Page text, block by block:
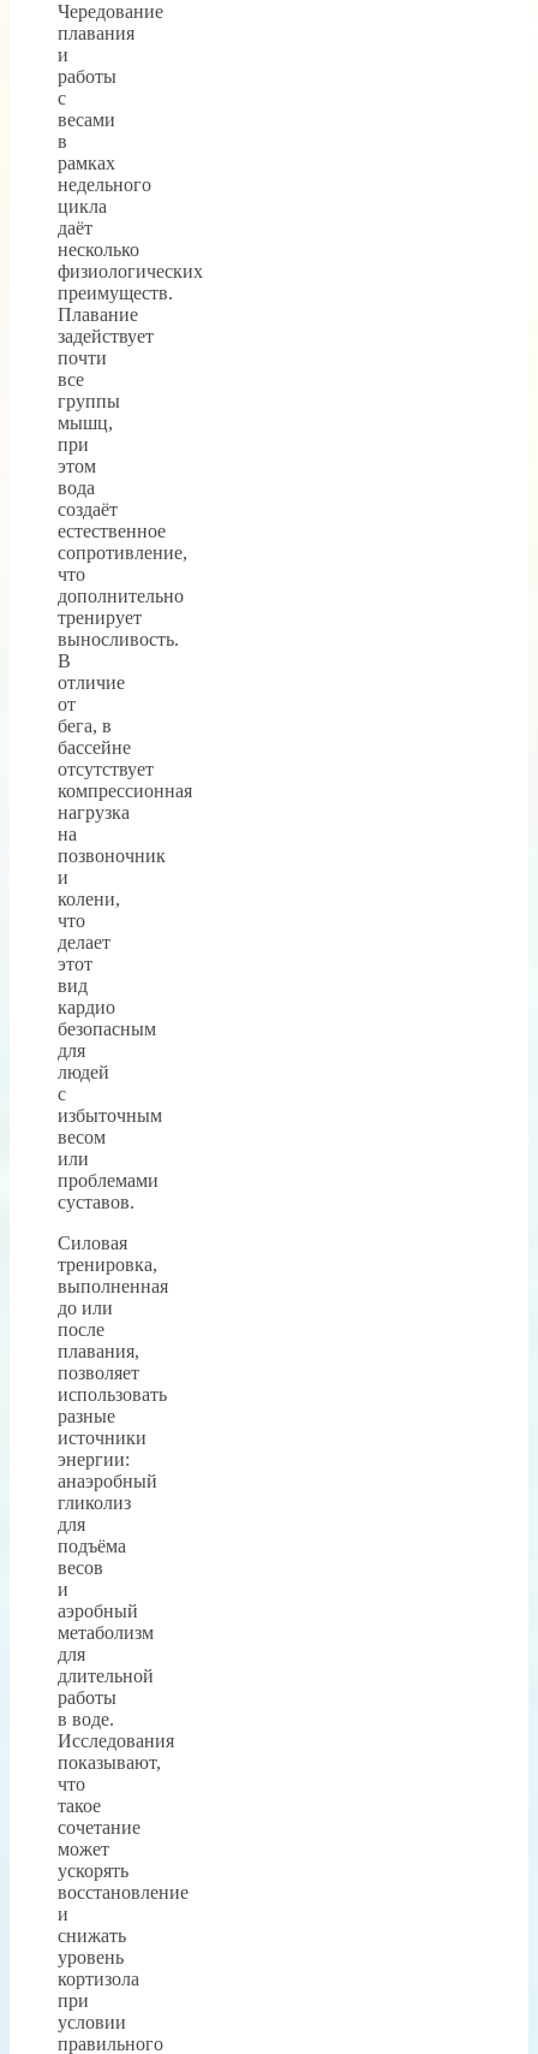
Чередование
плавания
и
работы
с
весами
в
рамках
недельного
цикла
даёт
несколько
физиологических
преимуществ.
Плавание
задействует
почти
все
группы
мышц,
при
этом
вода
создаёт
естественное
сопротивление,
что
дополнительно
тренирует
выносливость.
В
отличие
от
бега, в
бассейне
отсутствует
компрессионная
нагрузка
на
позвоночник
и
колени,
что
делает
этот
вид
кардио
безопасным
для
людей
с
избыточным
весом
или
проблемами
суставов.
Силовая
тренировка,
выполненная
до или
после
плавания,
позволяет
использовать
разные
источники
энергии:
анаэробный
гликолиз
для
подъёма
весов
и
аэробный
метаболизм
для
длительной
работы
в воде.
Исследования
показывают,
что
такое
сочетание
может
ускорять
восстановление
и
снижать
уровень
кортизола
при
условии
правильного